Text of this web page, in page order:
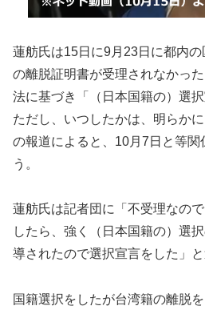
蓮舫氏は15日に9月 23日に都内
の離脱証明書が受理されなかっ
法に基づき「（日本国籍の）選
ただし、いつしたかは、明らか
の報道によると、10月7日と等関
う。
蓮舫氏は記者団に「不受理なの
したら、強く（日本国籍の）選
導されたので選択宣言をした」と
国籍選択をしたが台湾籍の離脱